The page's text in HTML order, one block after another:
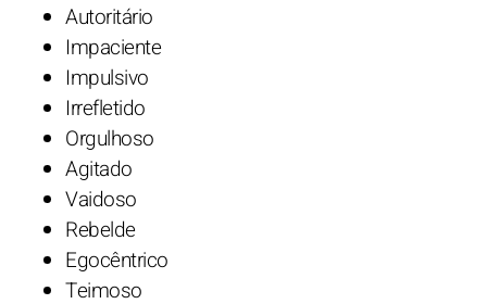
Autoritário
Impaciente
Impulsivo
Irrefletido
Orgulhoso
Agitado
Vaidoso
Rebelde
Egocêntrico
Teimoso